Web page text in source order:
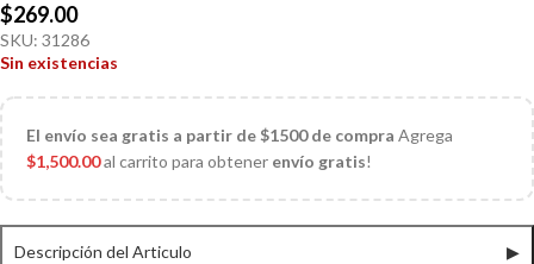
$269.00
SKU: 31286
Sin existencias
El envío sea gratis a partir de $1500 de compra Agrega
$1,500.00al carrito para obtener envío gratis!
Descripción del Articulo ▶